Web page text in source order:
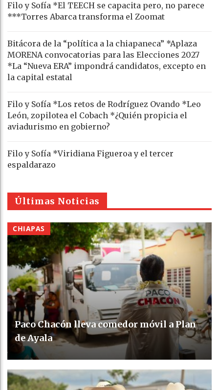
Filo y Sofía *El TEECH se capacita pero, no parece
***Torres Abarca transforma el Zoomat
Bitácora de la “política a la chiapaneca” *Aplaza
MORENA convocatorias para las Elecciones 2027
*La “Nueva ERA” impondrá candidatos, excepto en
la capital estatal
Filo y Sofía *Los retos de Rodríguez Ovando *Leo
León, zopilotea el Cobach *¿Quién propicia el
aviadurismo en gobierno?
Filo y Sofía *Viridiana Figueroa y el tercer
espaldarazo
Últimas Noticias
CHIAPAS
Paco Chacón lleva comedor móvil a Plan
de Ayala